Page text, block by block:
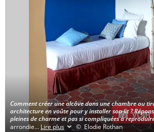
VOIR
Comment créer une alcôve dans une chambre ou
architecture en voûte pour y installer son lit ?
pleines de charme et pas si compliquées à
arrondie... Lire plus © Elodie Rothan